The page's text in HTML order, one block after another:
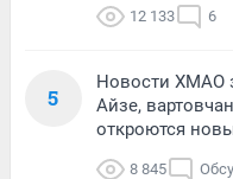
12 133 6
5
Новости ХМАО
Айзе,
откроются
8 845